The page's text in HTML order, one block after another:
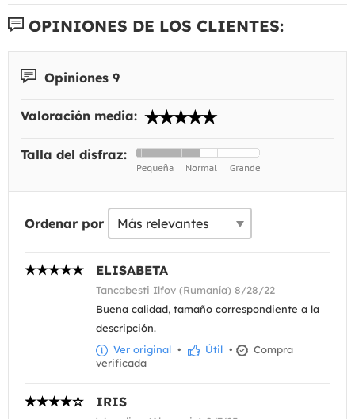
OPINIONES DE LOS CLIENTES:
Opiniones 9
Valoración media:
Talla del disfraz:
Ordenar por
ELISABETA
Tancabesti Ilfov (Rumanía) 8/28/22
Buena calidad, tamaño correspondiente a la
descripción.
Ver original • Útil •
Compra
verificada
IRIS